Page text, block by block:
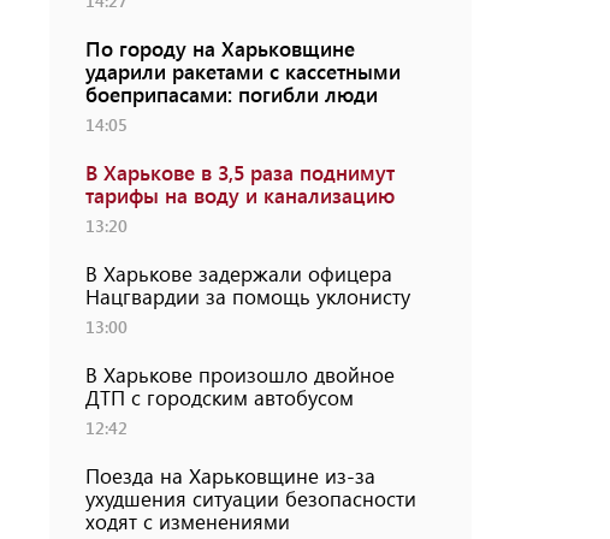
По городу на Харьковщине
ударили ракетами с кассетными
боеприпасами: погибли люди
14:05
В Харькове в 3,5 раза поднимут
тарифы на воду и канализацию
13:20
В Харькове задержали офицера
Нацгвардии за помощь уклонисту
13:00
В Харькове произошло двойное
ДТП с городским автобусом
12:42
Поезда на Харьковщине из-за
ухудшения ситуации безопасности
ходят с изменениями